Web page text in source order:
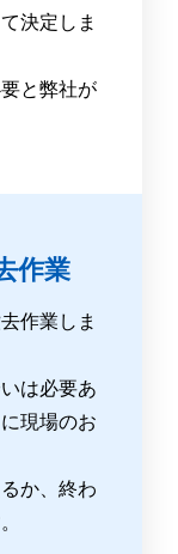
決定しま
と弊社が
作業
作業しま
は必要あ
現場のお
か、終わ